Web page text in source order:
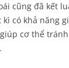
cũng đã kết
có khả năng
cơ thể